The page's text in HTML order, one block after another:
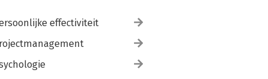
effectiviteit